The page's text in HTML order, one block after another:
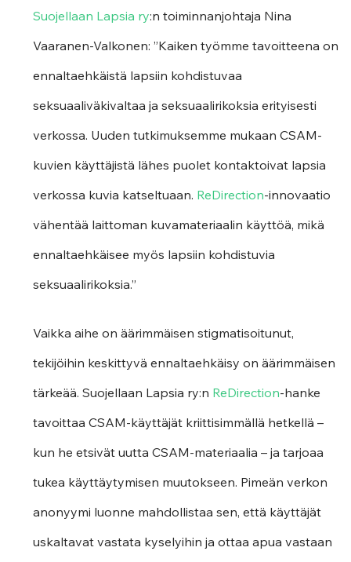
Suojellaan Lapsia ry:n toiminnanjohtaja Nina
Vaaranen-Valkonen: ”Kaiken työmme tavoitteena on
ennaltaehkäistä lapsiin kohdistuvaa
seksuaaliväkivaltaa ja seksuaalirikoksia erityisesti
verkossa. Uuden tutkimuksemme mukaan CSAM-
kuvien käyttäjistä lähes puolet kontaktoivat lapsia
verkossa kuvia katseltuaan. ReDirection-innovaatio
vähentää laittoman kuvamateriaalin käyttöä, mikä
ennaltaehkäisee myös lapsiin kohdistuvia
seksuaalirikoksia.”
Vaikka aihe on äärimmäisen stigmatisoitunut,
tekijöihin keskittyvä ennaltaehkäisy on äärimmäisen
tärkeää. Suojellaan Lapsia ry:n ReDirection-hanke
tavoittaa CSAM-käyttäjät kriittisimmällä hetkellä –
kun he etsivät uutta CSAM-materiaalia – ja tarjoaa
tukea käyttäytymisen muutokseen. Pimeän verkon
anonyymi luonne mahdollistaa sen, että käyttäjät
uskaltavat vastata kyselyihin ja ottaa apua vastaan